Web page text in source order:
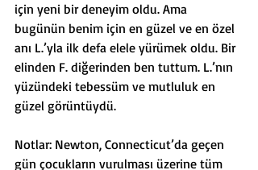
için yeni bir deneyim oldu. Ama
bugünün benim için en güzel ve en özel
anı L.’yla ilk defa elele yürümek oldu. Bir
elinden F. diğerinden ben tuttum. L.’nın
yüzündeki tebessüm ve mutluluk en
güzel görüntüydü.
Notlar: Newton, Connecticut’da geçen
gün çocukların vurulması üzerine tüm